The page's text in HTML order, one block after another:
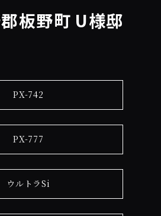
板野町 U様邸
PX-742
PX-777
ウルトラSi